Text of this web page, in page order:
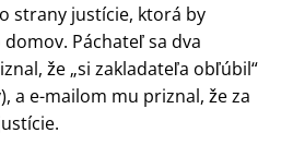
strany justície, ktorá by
Páchateľ sa dva
že si zakladateľa obľúbil
a e-mailom mu priznal, že za